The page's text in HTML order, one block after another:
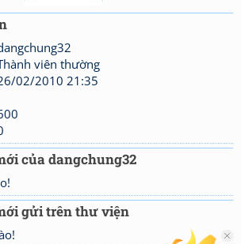
viên thường
02/2010 21:35
của dangchung32
gửi trên thư viện